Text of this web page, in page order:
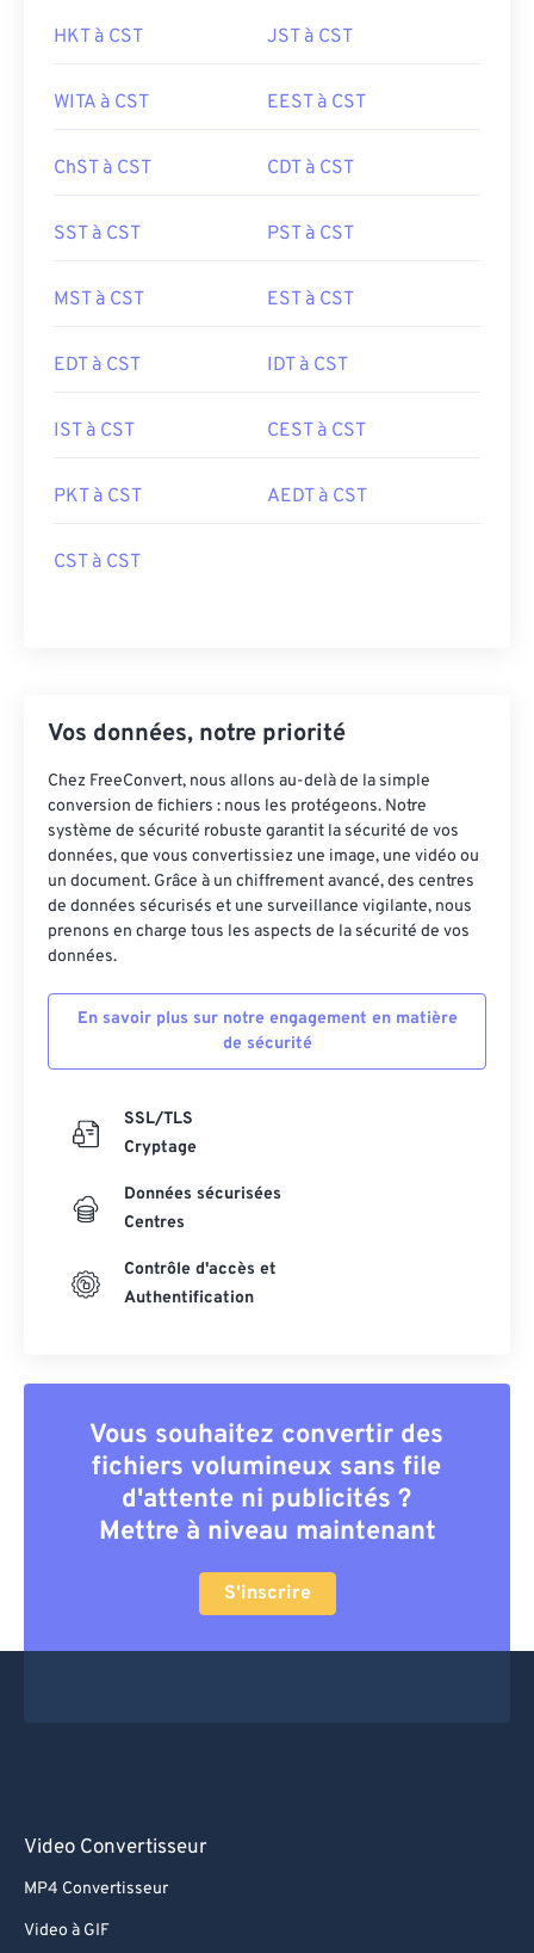
HKT à CST JST à CST
WITA à CST EEST à CST
ChST à CST CDT à CST
SST à CST PST à CST
MST à CST EST à CST
EDT à CST IDT à CST
IST à CST CEST à CST
PKT à CST AEDT à CST
CST à CST
Vos données, notre priorité
Chez FreeConvert, nous allons au-delà de la simple
conversion de fichiers : nous les protégeons. Notre
système de sécurité robuste garantit la sécurité de vos
données, que vous convertissiez une image, une vidéo ou
un document. Grâce à un chiffrement avancé, des centres
de données sécurisés et une surveillance vigilante, nous
prenons en charge tous les aspects de la sécurité de vos
données.
En savoir plus sur notre engagement en matière
de sécurité
SSL/TLS
Cryptage
Données sécurisées
Centres
Contrôle d'accès et
Authentification
Vous souhaitez convertir des
fichiers volumineux sans file
d'attente ni publicités ?
Mettre à niveau maintenant
S'inscrire
Video Convertisseur
MP4 Convertisseur
Video à GIF